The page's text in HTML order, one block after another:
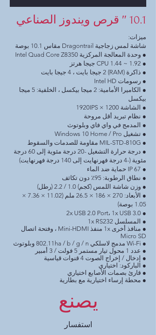
10.1 ″ قرص ويندوز الصناعي
ميزات:
شاشة لمس زجاجية Dragontrail مقاس 10.1 بوصة
● وحدة المعالجة المركزية Intel Quad Core Z8350
● CPU 1.44 ~ 1.92 جيجا هرتز
● ذاكرة (RAM) 2 جيجا بايت ، 4 جيجا بايت
● رسومات Intel HD
● الكاميرا الأمامية: 2 ميجا بيكسل ، الخلفية: 5 ميجا
بيكسل
● الشاشة 1200 × 1920IPS
● نظام تبريد أقل مروحة
● المدمج في واي فاي وبلوتوث
● تشغيل Windows 10 Home / Pro
● MIL-STD-810G مقاومة للصدمات والسقوط
● درجة حرارة التشغيل -20 درجة مئوية إلى 60 درجة
مئوية (-4 درجة فهرنهايت إلى 140 درجة فهرنهايت)
● IP 67 حماية ضد الماء
● نطاق الرطوبة: 95٪ دون تكاثف
● وزن شاشة اللمس (كجم) 1.0 / 2.2 (رطل)
● الأبعاد: 270 × 186 × 26.5 ملم (11.02 × 7.36 ×
1.05 بوصة)
● 2x USB 2.0 Port، 1x USB 3.0
● المسلسل 1x RS232
● منافذ أخرى 1x منفذ Mini-HDMI ، وفتحة اتصال
Micro SD
● Wi-Fi مدمج لاسلكي 802.11ha / b / g / n وبلوتوث
● عدد 1 محول تيار مستمر 5 فولت / 3 أمبير
● إدخال / إخراج الصوت 4 قنوات قياسية
● الباركود: اختياري
● قارئ بصمات الأصابع اختياري
● محطة إرساء اختيارية مع بطارية
يصنع
استفسار